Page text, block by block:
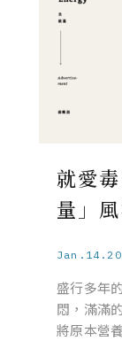
就愛
量」
盛行多年
悶，滿滿
將原本營